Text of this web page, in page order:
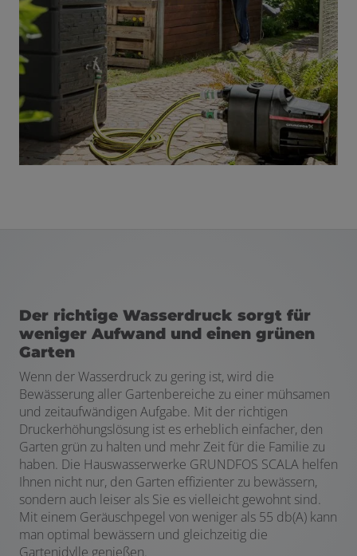
Der richtige Wasserdruck sorgt für
weniger Aufwand und einen grünen
Garten
Wenn der Wasserdruck zu gering ist, wird die
Bewässerung aller Gartenbereiche zu einer mühsamen
und zeitaufwändigen Aufgabe. Mit der richtigen
Druckerhöhungslösung ist es erheblich einfacher, den
Garten grün zu halten und mehr Zeit für die Familie zu
haben. Die Hauswasserwerke GRUNDFOS SCALA helfen
Ihnen nicht nur, den Garten effizienter zu bewässern,
sondern auch leiser als Sie es vielleicht gewohnt sind.
Mit einem Geräuschpegel von weniger als 55 db(A) kann
man optimal bewässern und gleichzeitig die
Gartenidylle genießen.